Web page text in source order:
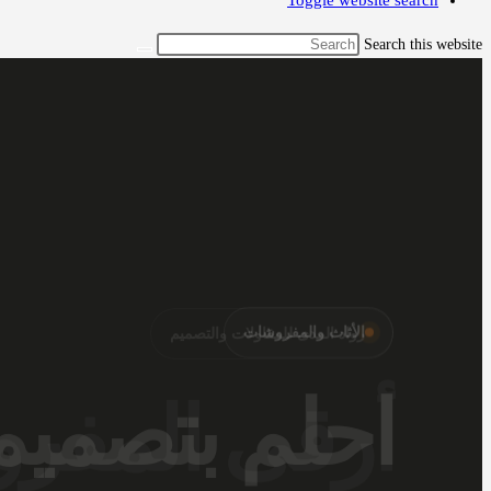
Search this website
أرقى